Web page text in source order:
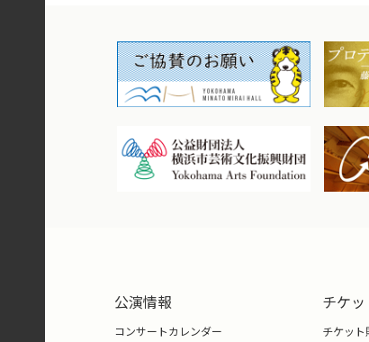
有名。 2020年4月アイデア出
え、支援額1億6600万円超えを
罪」エレイン、「アイドルマス
さん、「D4DJ」海原ミチルほ
横浜シンフォニエッタ（オー
1998年、東京藝術大学学内に
ース多数。テレビ朝日「題名の
ある。横浜文化賞文化・芸術奨
公演情報
コンサートカレンダー
チケ
チケット